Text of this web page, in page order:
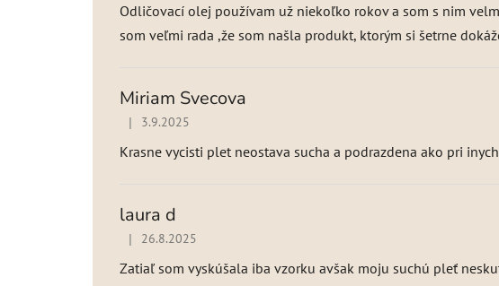
Odličovací olej používam už niekoľko rokov a som s nim
som veľmi rada ,že som našla produkt, ktorým si šetrne
Miriam Svecova
Hodnotenie produktu je 5 z 5 hviezdičiek.
| 3.9.2025
Krasne vycisti plet neostava sucha a podrazdena ako pri
laura d
Hodnotenie produktu je 5 z 5 hviezdičiek.
| 26.8.2025
Zatiaľ som vyskúšala iba vzorku avšak moju suchú pleť